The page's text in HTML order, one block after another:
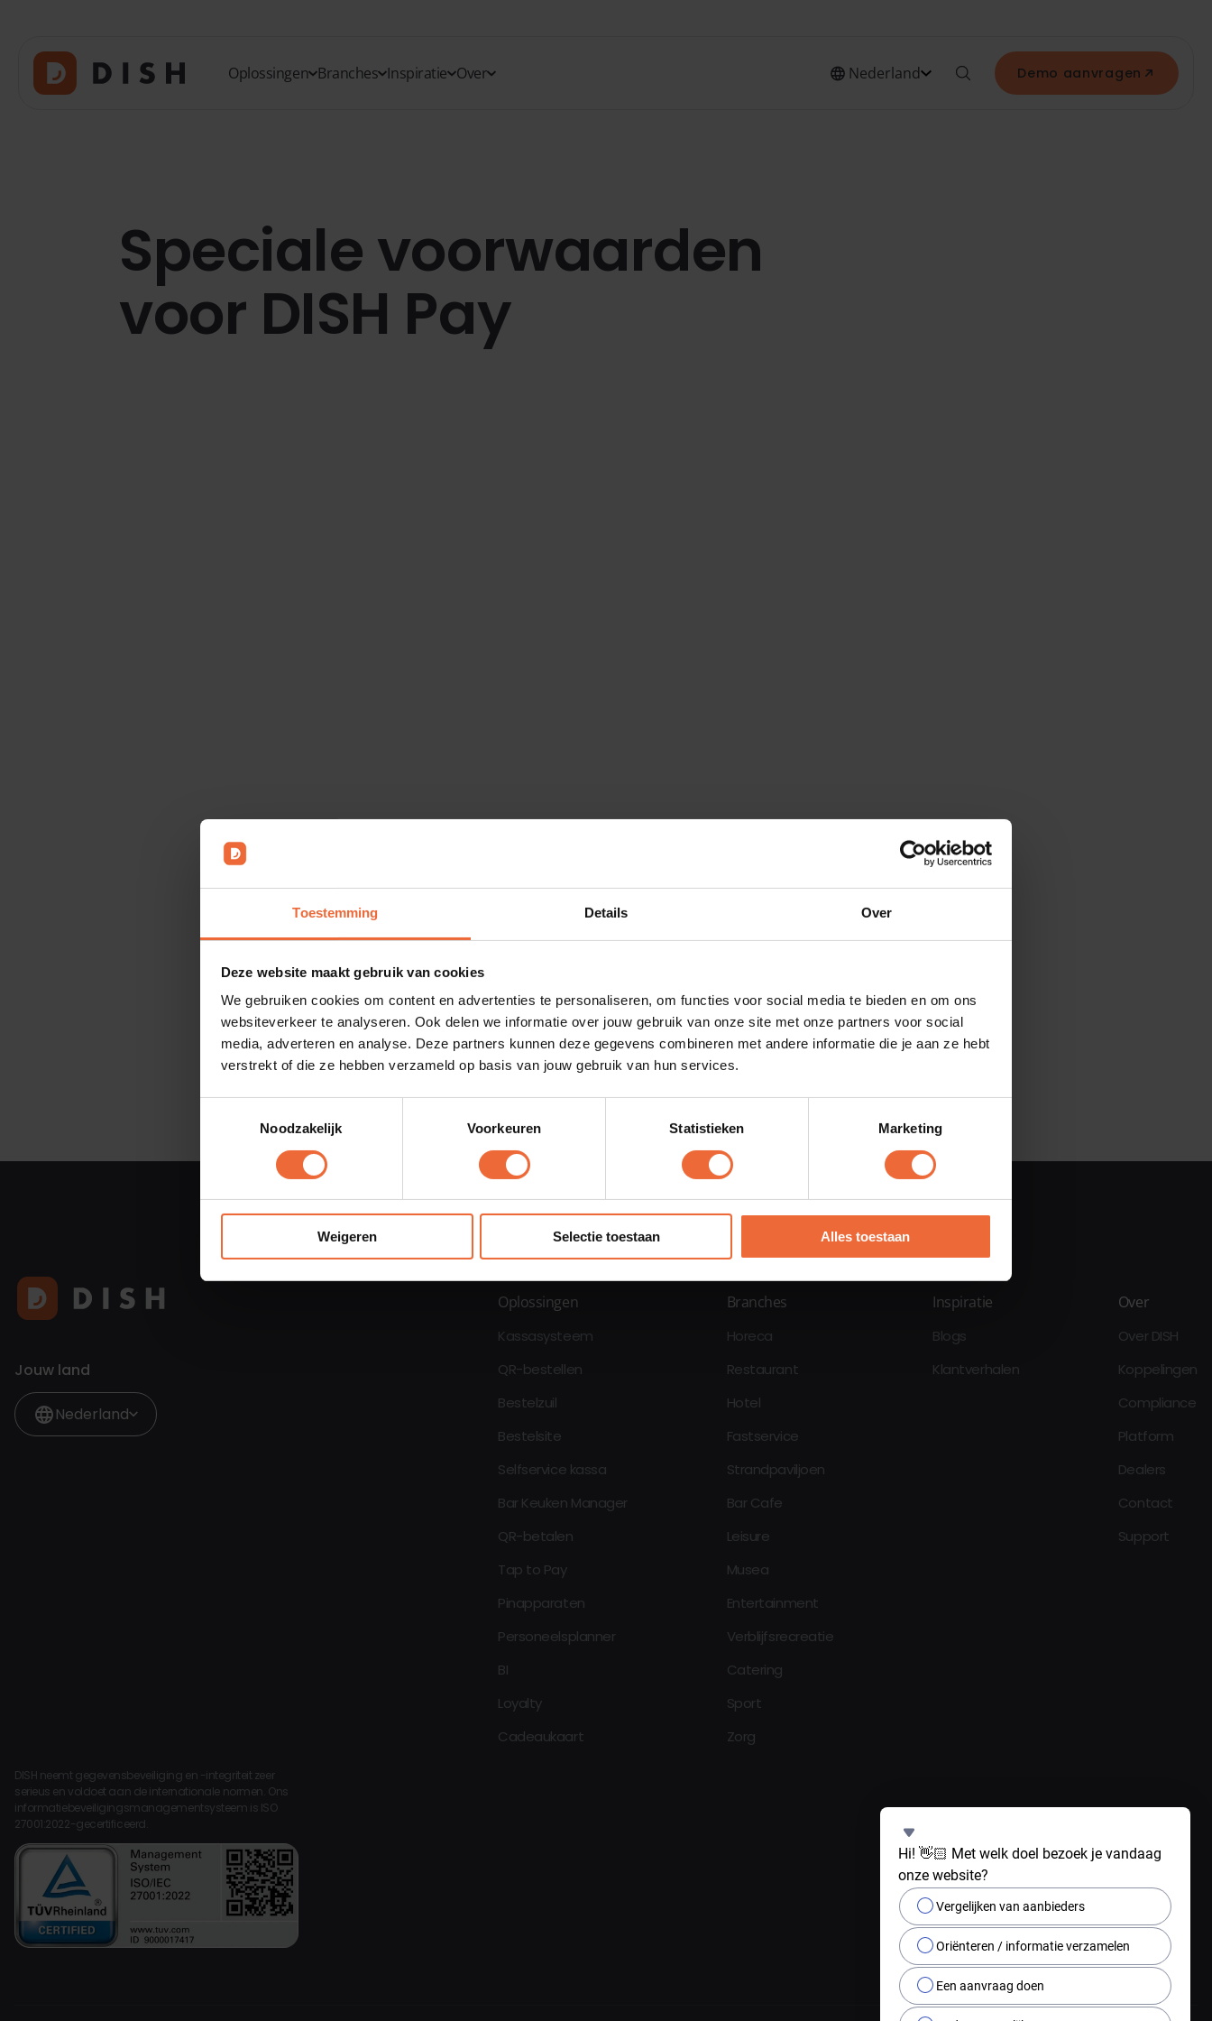
Toestemming Details Over
Deze website maakt gebruik van cookies
We gebruiken cookies om content en advertenties te personaliseren, om functies voor social media te bieden en om ons
websiteverkeer te analyseren. Ook delen we informatie over jouw gebruik van onze site met onze partners voor social
media, adverteren en analyse. Deze partners kunnen deze gegevens combineren met andere informatie die je aan ze hebt
verstrekt of die ze hebben verzameld op basis van jouw gebruik van hun services.
Noodzakelijk
Voorkeuren Statistieken Marketing
Weigeren Selectie toestaan Alles toestaan
Oplossingen Branches Inspiratie Over Nederland Demo aanvragen
Speciale voorwaarden
voor DISH Pay
Jouw land
Nederland
Oplossingen
Kassasysteem
QR-bestellen
Bestelzuil
Bestelsite
Selfservice kassa
Bar Keuken Manager
QR-betalen
Tap to Pay
Pinapparaten
Personeelsplanner
BI
Loyalty
Cadeaukaart
Branches
Horeca
Restaurant
Hotel
Fastservice
Strandpaviljoen
Bar Cafe
Leisure
Musea
Entertainment
Verblijfsrecreatie
Catering
Sport
Zorg
Inspiratie
Blogs
Klantverhalen
Over
Over DISH
Koppelingen
Compliance
Platform
Dealers
Contact
Support
DISH neemt gegevensbeveiliging en -integriteit zeer
serieus en voldoet aan de internationale normen. Ons
informatiebeveiligingsmanagementsysteem is ISO
27001:2022-gecertificeerd.
Hi! 👋🏻 Met welk doel bezoek je vandaag
onze website?
Vergelijken van aanbieders
Oriënteren / informatie verzamelen
Een aanvraag doen